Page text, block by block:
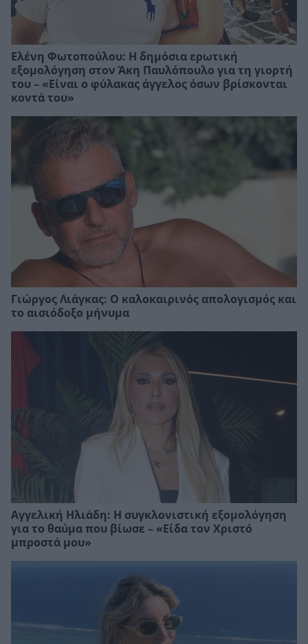
Ελένη Φωτοπούλου: Η δημόσια ερωτική
εξομολόγηση στον Άκη Παυλόπουλο για τη γιορτή
του – «Είναι ο φύλακας άγγελος όσων βρίσκονται
κοντά του»
Γιώργος Λιάγκας: Ο καλοκαιρινός απολογισμός και
το αισιόδοξο μήνυμα
Αγγελική Ηλιάδη: Η συγκλονιστική εξομολόγηση
για το θαύμα που βίωσε – «Είδα τον Χριστό
μπροστά μου»